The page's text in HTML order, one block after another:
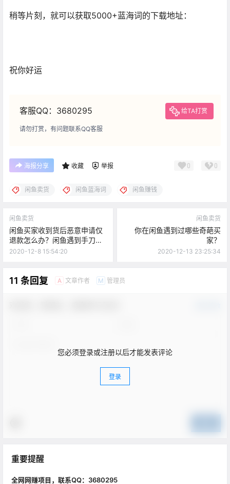
稍等片刻，就可以获取5000+蓝海词的下载地址：
祝你好运
客服QQ：3680295 给TA打赏
请勿打赏，有问题联系QQ客服
海报分享 收藏 举报 0 0
闲鱼卖货 闲鱼蓝海词 闲鱼赚钱
闲鱼卖货
闲鱼买家收到货后恶意申请仅
退款怎么办？闲鱼遇到手刀怎
么办？闲鱼交易纠纷怎么解
2020-12-8 15:54:20
闲鱼卖货
你在闲鱼遇到过哪些奇葩买
家？
2020-12-13 23:25:34
11 条回复 A 文章作者 M 管理员
您必须登录或注册以后才能发表评论
登录
重要提醒
全网网赚项目，联系QQ：3680295